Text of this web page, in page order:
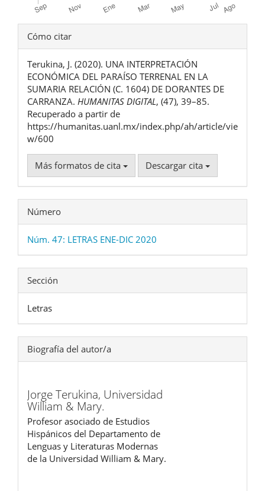
Detalles
del
artículo
Cómo citar
Terukina, J. (2020). UNA INTERPRETACIÓN
ECONÓMICA DEL PARAÍSO TERRENAL EN LA
SUMARIA RELACIÓN (C. 1604) DE DORANTES DE
CARRANZA. HUMANITAS DIGITAL, (47), 39–85.
Recuperado a partir de
https://humanitas.uanl.mx/index.php/ah/article/vie
w/600
Más formatos de cita Descargar cita
Número
Núm. 47: LETRAS ENE-DIC 2020
Sección
Letras
Biografía del autor/a
Jorge Terukina, Universidad
William & Mary.
Profesor asociado de Estudios
Hispánicos del Departamento de
Lenguas y Literaturas Modernas
de la Universidad William & Mary.